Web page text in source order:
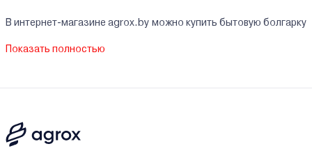
В интернет-магазине agrox.by можно купить бытовую болгарку
небольшим весом, простотой управления и доступной
Компактность
Показать полностью